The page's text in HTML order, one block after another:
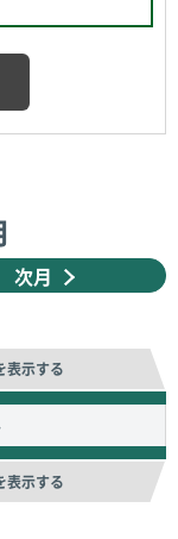
次月
表示する
表示する